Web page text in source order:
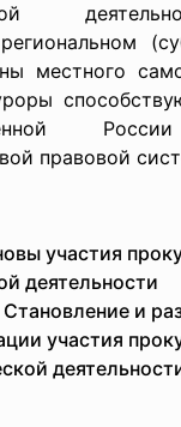
местного
правовой
участия
деятельности
Становление и
участия